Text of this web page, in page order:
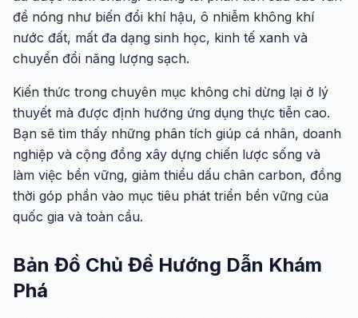
đề nóng như biến đổi khí hậu, ô nhiễm không khí
nước đất, mất đa dạng sinh học, kinh tế xanh và
chuyển đổi năng lượng sạch.
Kiến thức trong chuyên mục không chỉ dừng lại ở lý
thuyết mà được định hướng ứng dụng thực tiễn cao.
Bạn sẽ tìm thấy những phân tích giúp cá nhân, doanh
nghiệp và cộng đồng xây dựng chiến lược sống và
làm việc bền vững, giảm thiểu dấu chân carbon, đồng
thời góp phần vào mục tiêu phát triển bền vững của
quốc gia và toàn cầu.
Bản Đồ Chủ Đề Hướng Dẫn Khám
Phá